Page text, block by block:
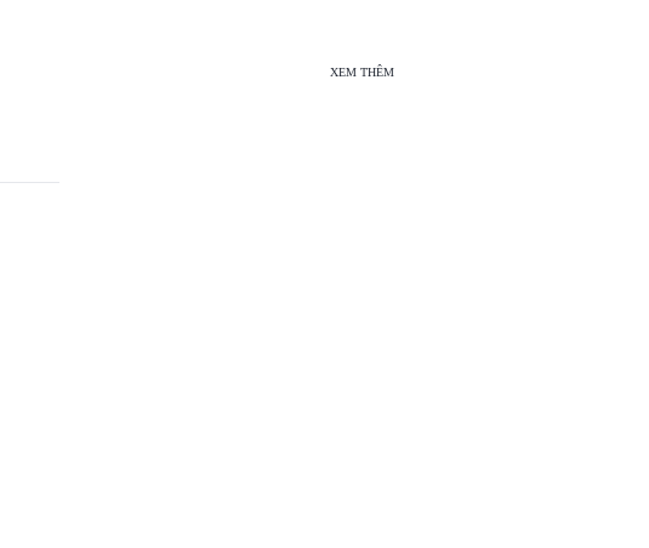
XEM THÊM